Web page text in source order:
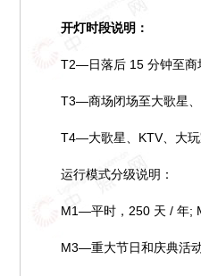
开灯时段说明：
T2—日落后 15 分钟至商
T3—商场闭场至大歌星、
T4—大歌星、KTV、大玩
运行模式分级说明：
M1—平时，250 天 / 年;
M3—重大节日和庆典活动